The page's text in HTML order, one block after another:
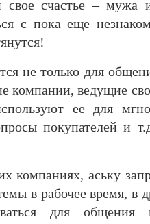
свое счастье – мужа
с пока еще
не только для
компании, ведущие
ее для
покупателей и
компаниях, аську
в рабочее время, в
для